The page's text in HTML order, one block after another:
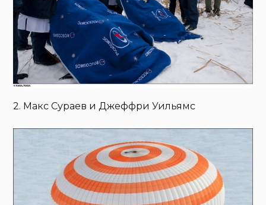
2. Макс Сураев и Джеффри Уильямс